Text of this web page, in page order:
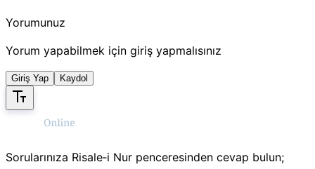
Yorumunuz
Yorum yapabilmek için giriş yapmalısınız
Giriş Yap Kaydol
Sorularınıza Risale‑i Nur penceresinden cevap bulun;